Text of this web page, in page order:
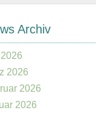
Archiv
2026
2026
2026